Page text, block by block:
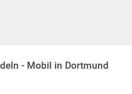
- Mobil in Dortmund